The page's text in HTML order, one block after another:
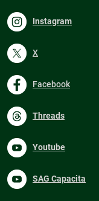
Instagram
X
Facebook
Threads
Youtube
SAG Capacita